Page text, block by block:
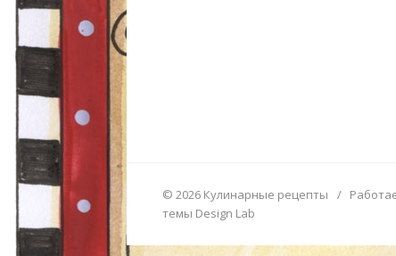
© 2026 Кулинарные рецепты /
темы Design Lab